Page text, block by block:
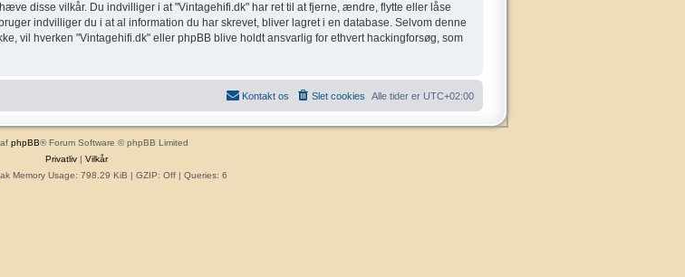
disse vilkår. Du indvilliger i at "Vintagehifi.dk" har ret til at fjerne, ændre, flytte eller låse
indvilliger du i at al information du har skrevet, bliver lagret i en database. Selvom denne
vil hverken "Vintagehifi.dk" eller phpBB blive holdt ansvarlig for ethvert hackingforsøg, som
Alle tider er UTC+02:00
Slet cookies
Kontakt os
phpBB® Forum Software © phpBB Limited
Privatliv| Vilkår
Memory Usage: 798.29 KiB | GZIP: Off | Queries: 6